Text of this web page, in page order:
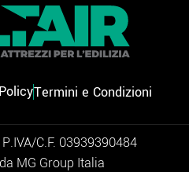
Termini e Condizioni
C.F. 03939390484
MG Group Italia